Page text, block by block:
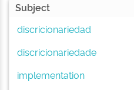
Subject
discricionariedad
discricionariedade
implementation